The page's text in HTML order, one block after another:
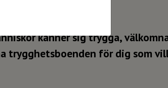
känner sig trygga,
trygghetsboenden för dig som